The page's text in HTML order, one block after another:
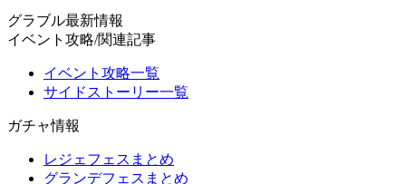
グラブル最新情報
イベント攻略/関連記事
イベント攻略一覧
サイドストーリー一覧
ガチャ情報
レジェフェスまとめ
グランデフェスまとめ